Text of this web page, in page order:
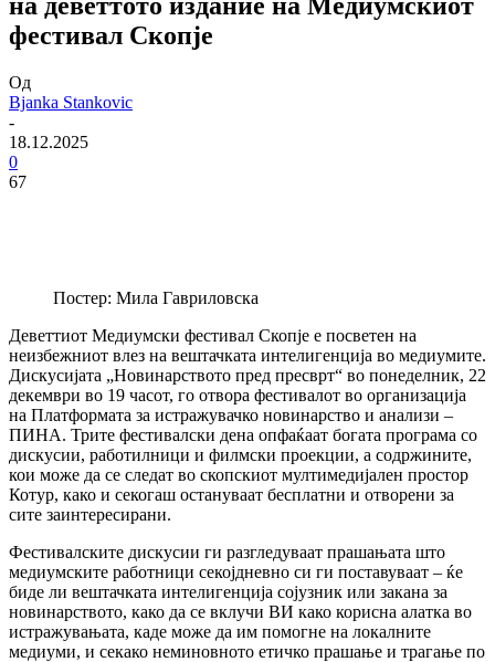
фестивал Скопје
Од
Bjanka Stankovic
-
18.12.2025
0
67
Постер: Мила Гавриловска
Деветтиот Медиумски фестивал Скопје е посветен на
неизбежниот влез на вештачката интелигенција во медиумите.
Дискусијата „Новинарството пред пресврт“ во понеделник, 22
декември во 19 часот, го отвора фестивалот во организација
на Платформата за истражувачко новинарство и анализи –
ПИНА. Трите фестивалски дена опфаќаат богата програма со
дискусии, работилници и филмски проекции, а содржините,
кои може да се следат во скопскиот мултимедијален простор
Котур, како и секогаш остануваат бесплатни и отворени за
сите заинтересирани.
Фестивалските дискусии ги разгледуваат прашањата што
медиумските работници секојдневно си ги поставуваат – ќе
биде ли вештачката интелигенција сојузник или закана за
новинарството, како да се вклучи ВИ како корисна алатка во
истражувањата, каде може да им помогне на локалните
медиуми, и секако неминовното етичко прашање и трагање по